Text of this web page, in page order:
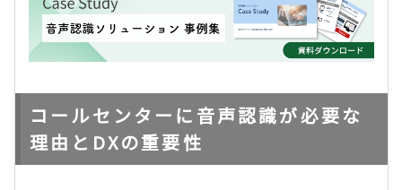
コールセンターに音声認識が必要な
理由とDXの重要性